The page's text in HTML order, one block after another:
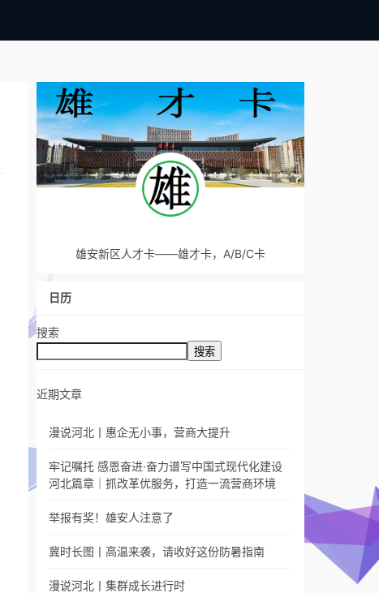
雄安新区人才卡——雄才卡，A/B/C卡
日历
搜索
搜索
近期文章
漫说河北丨惠企无小事，营商大提升
牢记嘱托 感恩奋进·奋力谱写中国式现代化建设
河北篇章｜抓改革优服务，打造一流营商环境
举报有奖！雄安人注意了
冀时长图丨高温来袭，请收好这份防暑指南
漫说河北丨集群成长进行时